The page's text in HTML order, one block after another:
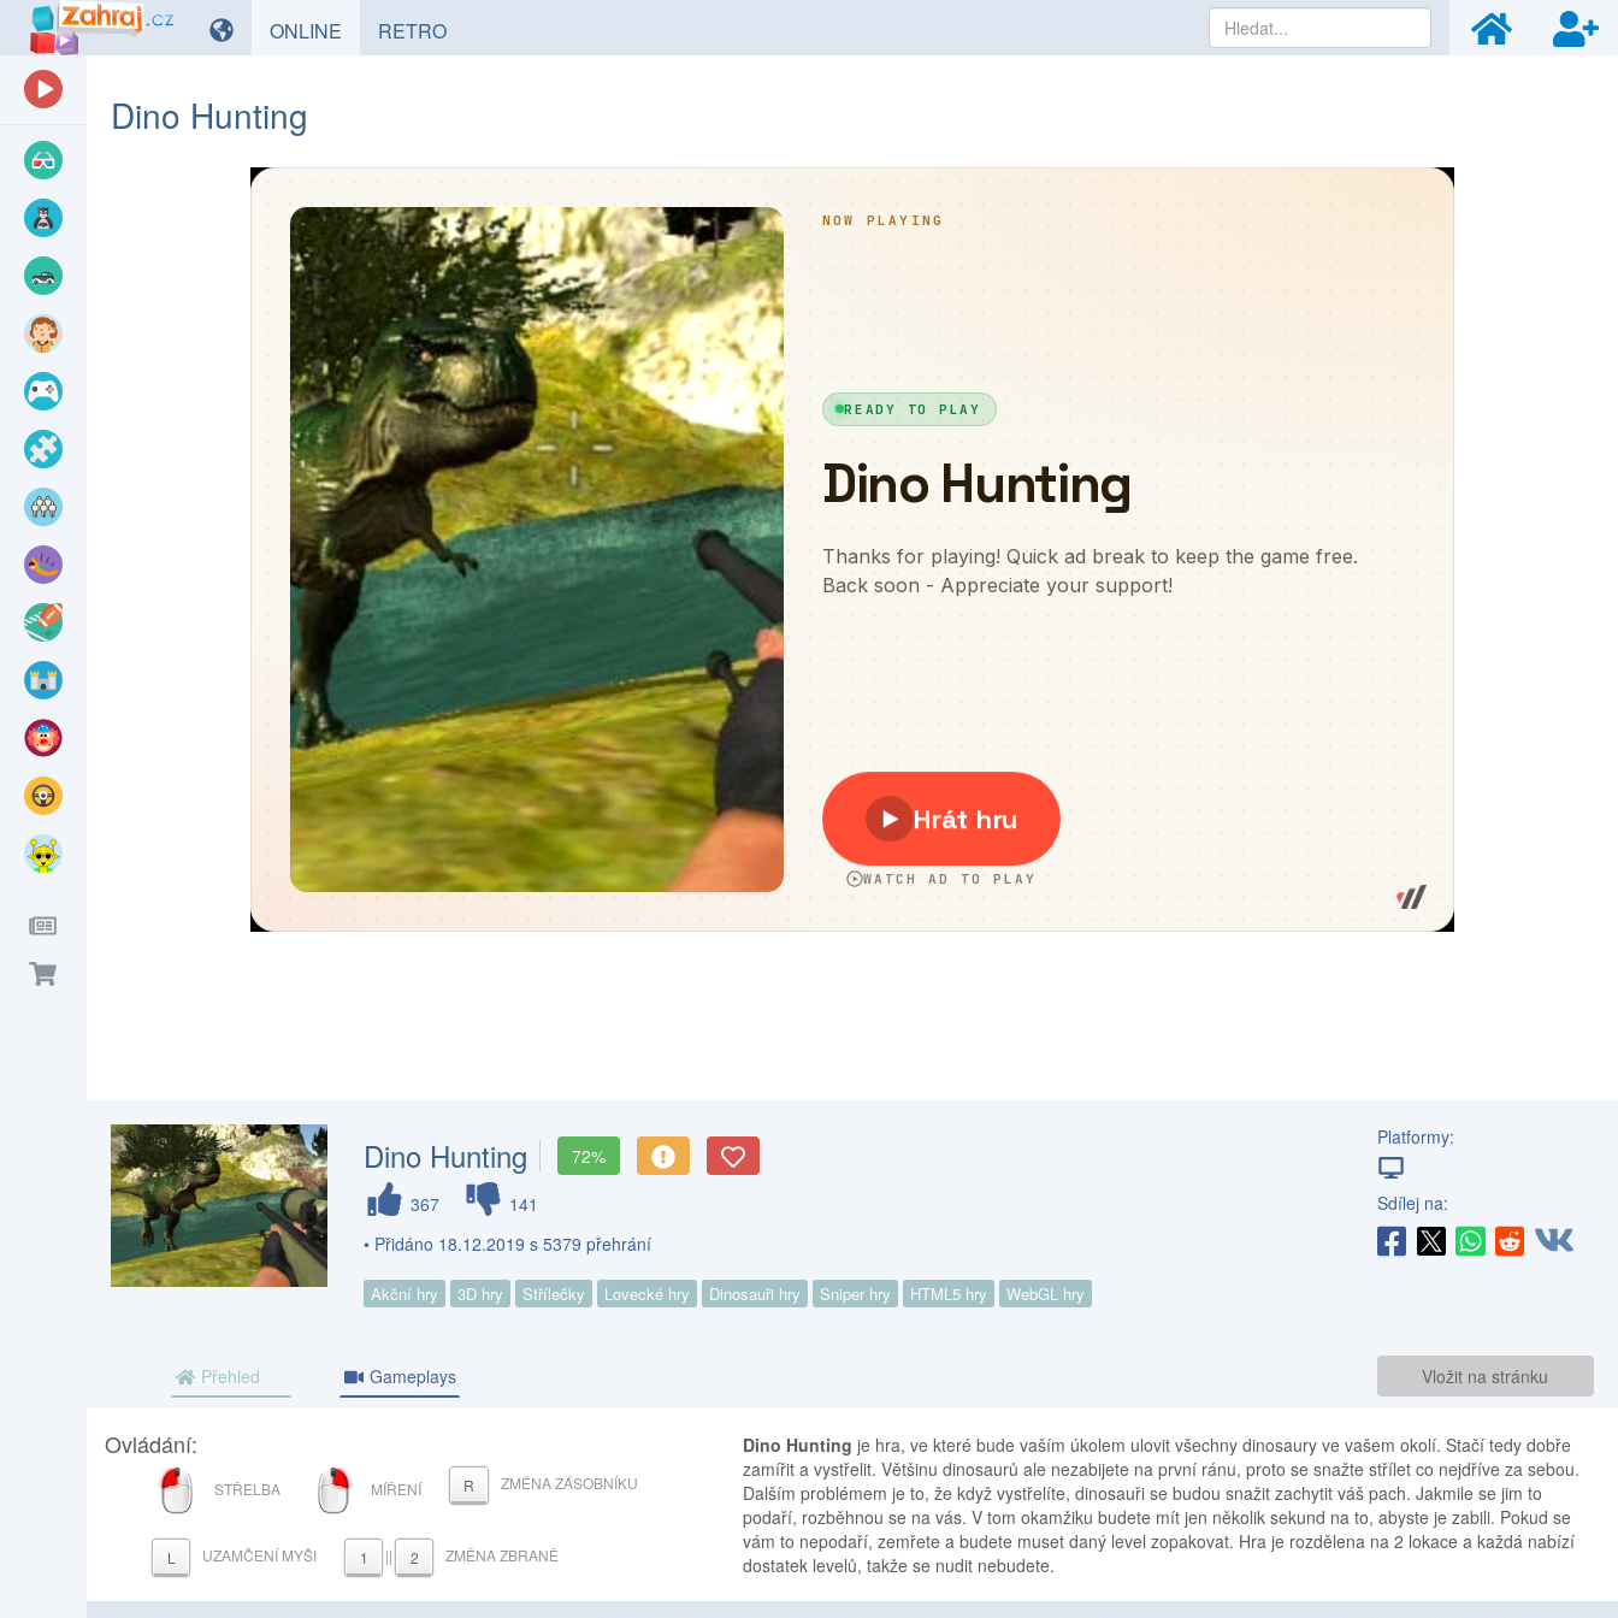
ONLINE HRYRETROHRY
Dino Hunting
Dino Hunting
72%
367
141
• Přidáno 18.12.2019 s 5379 přehrání
Akční hry 3D hry Střílečky Lovecké hry Dinosauři hry Sniper hry HTML5 hry WebGL hry
Platformy:
Sdílej na:
Vložit na stránku
Přehled Gameplays
Ovládání:
LEVÉ
TLAČÍTKO
MYŠI
STŘELBA
PRAVÉ
TLAČÍTKO
MYŠI
MÍŘENÍ R ZMĚNA ZÁSOBNÍKU
L UZAMČENÍ MYŠI 1 || 2 ZMĚNA ZBRANĚ
Dino Hunting je hra, ve které bude vaším úkolem ulovit všechny dinosaury ve vašem okolí. Stačí tedy dobře
zamířit a vystřelit. Většinu dinosaurů ale nezabijete na první ránu, proto se snažte střílet co nejdříve za sebou.
Dalším problémem je to, že když vystřelíte, dinosauři se budou snažit zachytit váš pach. Jakmile se jim to
podaří, rozběhnou se na vás. V tom okamžiku budete mít jen několik sekund na to, abyste je zabili. Pokud se
vám to nepodaří, zemřete a budete muset daný level zopakovat. Hra je rozdělena na 2 lokace a každá nabízí
dostatek levelů, takže se nudit nebudete.